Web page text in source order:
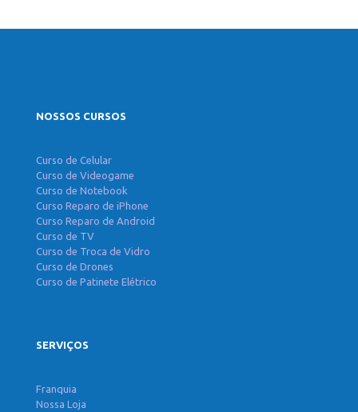
NOSSOS CURSOS
Curso de Celular
Curso de Videogame
Curso de Notebook
Curso Reparo de iPhone
Curso Reparo de Android
Curso de TV
Curso de Troca de Vidro
Curso de Drones
Curso de Patinete Elétrico
SERVIÇOS
Franquia
Nossa Loja